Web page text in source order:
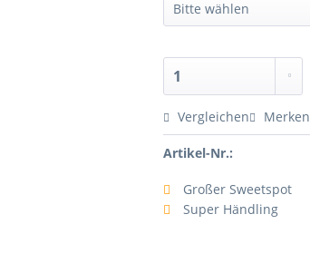
Vergleichen Merken
Artikel-Nr.:
Großer Sweetspot
Super Händling